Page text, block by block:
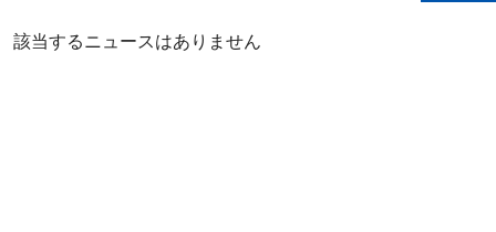
該当するニュースはありません